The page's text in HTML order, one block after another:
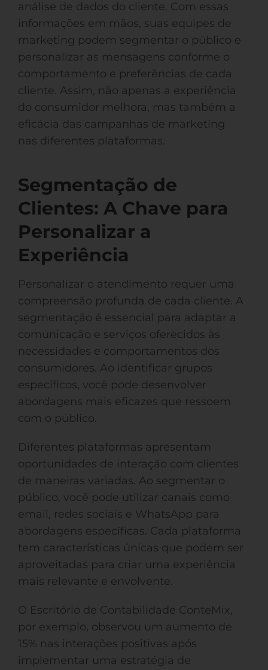
análise de dados do cliente. Com essas
informações em mãos, suas equipes de
marketing podem segmentar o público e
personalizar as mensagens conforme o
comportamento e preferências de cada
cliente. Assim, não apenas a experiência
do consumidor melhora, mas também a
eficácia das campanhas de marketing
nas diferentes plataformas.
Segmentação de
Clientes: A Chave para
Personalizar a
Experiência
Personalizar o atendimento requer uma
compreensão profunda de cada cliente. A
segmentação é essencial para adaptar a
comunicação e serviços oferecidos às
necessidades e comportamentos dos
consumidores. Ao identificar grupos
específicos, você pode desenvolver
abordagens mais eficazes que ressoem
com o público.
Diferentes plataformas apresentam
oportunidades de interação com clientes
de maneiras variadas. Ao segmentar o
público, você pode utilizar canais como
email, redes sociais e WhatsApp para
abordagens específicas. Cada plataforma
tem características únicas que podem ser
aproveitadas para criar uma experiência
mais relevante e envolvente.
O Escritório de Contabilidade ConteMix,
por exemplo, observou um aumento de
15% nas interações positivas após
implementar uma estratégia de